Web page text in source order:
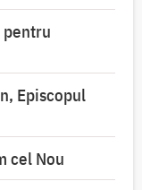
pentru
Episcopul
cel Nou